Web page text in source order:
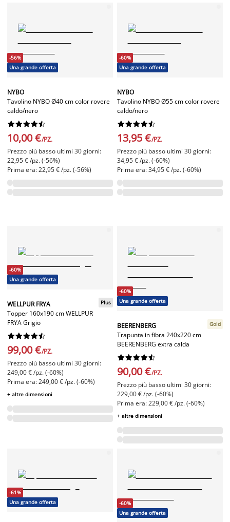
-56%
Una grande offerta
NYBO
Tavolino NYBO Ø40 cm color rovere
caldo/nero






10,00 €/PZ.
Prezzo più basso ultimi 30 giorni:
22,95 € /pz. (-56%)
Prima era: 22,95 € /pz. (-56%)
-60%
Una grande offerta
NYBO
Tavolino NYBO Ø55 cm color rovere
caldo/nero






13,95 €/PZ.
Prezzo più basso ultimi 30 giorni:
34,95 € /pz. (-60%)
Prima era: 34,95 € /pz. (-60%)
-60%
Una grande offerta
WELLPUR FRYA
Topper 160x190 cm WELLPUR
FRYA Grigio
Plus






99,00 €/PZ.
Prezzo più basso ultimi 30 giorni:
249,00 € /pz. (-60%)
Prima era: 249,00 € /pz. (-60%)
+ altre dimensioni
-60%
Una grande offerta
BEERENBERG
Trapunta in fibra 240x220 cm
BEERENBERG extra calda
Gold






90,00 €/PZ.
Prezzo più basso ultimi 30 giorni:
229,00 € /pz. (-60%)
Prima era: 229,00 € /pz. (-60%)
+ altre dimensioni
-61%
Una grande offerta
-60%
Una grande offerta